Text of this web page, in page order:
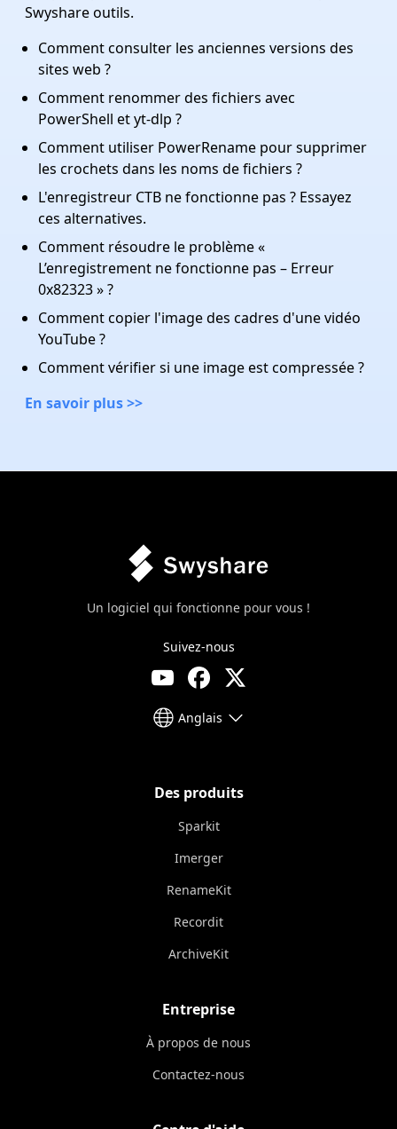
Swyshare outils.
Comment consulter les anciennes versions des
sites web ?
Comment renommer des fichiers avec
PowerShell et yt-dlp ?
Comment utiliser PowerRename pour supprimer
les crochets dans les noms de fichiers ?
L'enregistreur CTB ne fonctionne pas ? Essayez
ces alternatives.
Comment résoudre le problème «
L’enregistrement ne fonctionne pas – Erreur
0x82323 » ?
Comment copier l'image des cadres d'une vidéo
YouTube ?
Comment vérifier si une image est compressée ?
En savoir plus >>
Un logiciel qui fonctionne pour vous !
Suivez-nous
Anglais
Des produits
Sparkit
Imerger
RenameKit
Recordit
ArchiveKit
Entreprise
À propos de nous
Contactez-nous